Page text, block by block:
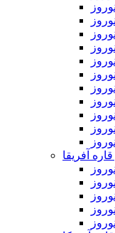
آفریقا